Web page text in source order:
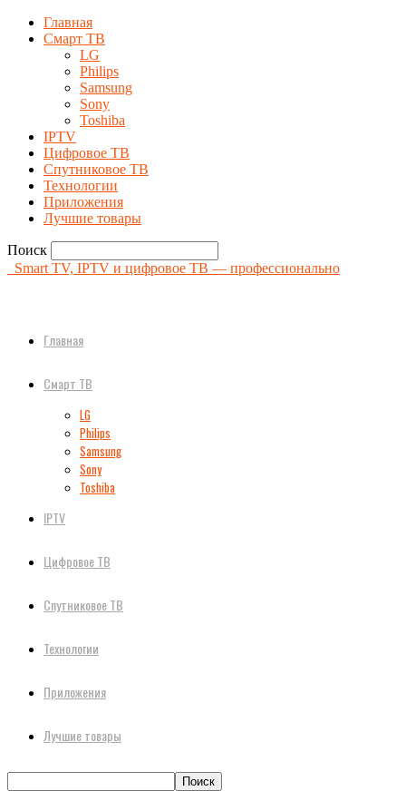
Главная
Смарт ТВ
LG
Philips
Samsung
Sony
Toshiba
IPTV
Цифровое ТВ
Спутниковое ТВ
Технологии
Приложения
Лучшие товары
Поиск
Smart TV, IPTV и цифровое ТВ — профессионально
Главная
Смарт ТВ
LG
Philips
Samsung
Sony
Toshiba
IPTV
Цифровое ТВ
Спутниковое ТВ
Технологии
Приложения
Лучшие товары